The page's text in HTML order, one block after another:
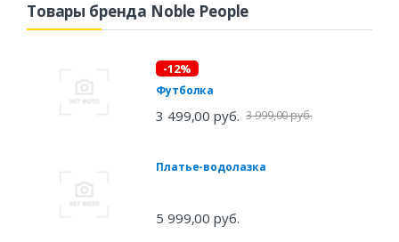
Товары бренда Noble People
-12%
Футболка
3 499,00 руб. 3 999,00 руб.
Платье-водолазка
5 999,00 руб.